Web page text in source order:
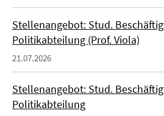
Stellenangebot: Stud.
Politikabteilung (Prof. Viola)
21.07.2026
Stellenangebot: Stud.
Politikabteilung